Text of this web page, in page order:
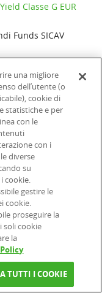
Classe G EUR
Funds SICAV
Funds Bond Euro
Short Term
G EUR Acc
Funds SICAV
una migliore
dell’utente (o
cookie di
statistiche e per
con le
con i
diverse
su
cookie.
gestire le
cookie.
proseguire la
soli cookie
la
TUTTI I COOKIE